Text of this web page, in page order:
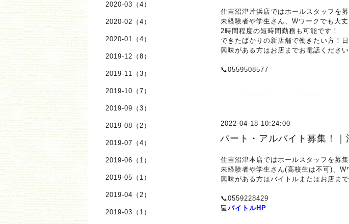
住吉沼津片浜店ではホールスタッフを募
未経験者や学生さん、Wワークでも大丈
2時間程度の短時間勤務も可能です！
できたばかりの新店舗で働きたい方！
興味がある方はお店までお電話ください
📞0559508577
2022-04-18 10:24:00
パート・アルバイト募集！｜
住吉沼津本店ではホールスタッフを募集
未経験者や学生さん(高校生は不可)、W
興味がある方はバイトルまたはお店ま
📞0559228429
💻バイトルHP
2020-03（4）
2020-02（4）
2020-01（4）
2019-12（8）
2019-11（3）
2019-10（7）
2019-09（3）
2019-08（2）
2019-07（4）
2019-06（1）
2019-05（1）
2019-04（2）
2019-03（1）